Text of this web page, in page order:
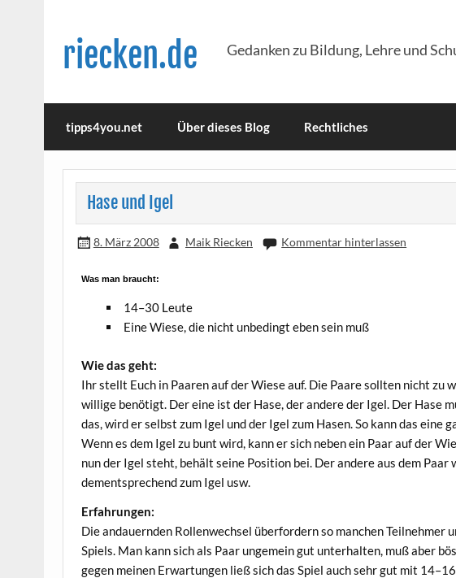
riecken.de Gedanken zu Bildung, Lehre und
tipps4you.net Über dieses Blog Rechtliches
Hase und Igel
8. März 2008 Maik Riecken Kommentar hinterlassen
Was man braucht:
14–30 Leu­te
Eine Wie­se, die nicht unbe­dingt eben sein muß
Wie das geht:
Ihr stellt Euch in Paa­ren auf der Wie­se auf. Die Paa­re soll­ten nicht zu
wil­li­ge benö­tigt. Der eine ist der Hase, der ande­re der Igel. Der Hase
das, wird er selbst zum Igel und der Igel zum Hasen. So kann das eine
Wenn es dem Igel zu bunt wird, kann er sich neben ein Paar auf der
nun der Igel steht, behält sei­ne Posi­ti­on bei. Der ande­re aus dem Paar
dem­entspre­chend zum Igel usw.
Erfah­run­gen:
Die andau­ern­den Rol­len­wech­sel über­for­dern so man­chen Teil­neh­mer
Spiels. Man kann sich als Paar unge­mein gut unter­hal­ten, muß aber
ge­gen mei­nen Erwar­tun­gen ließ sich das Spiel auch sehr gut mit